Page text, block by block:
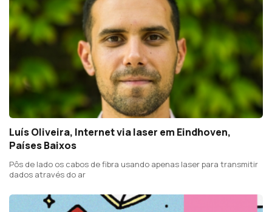
Luís Oliveira, Internet via laser em Eindhoven,
Países Baixos
Pôs de lado os cabos de fibra usando apenas laser para transmitir
dados através do ar